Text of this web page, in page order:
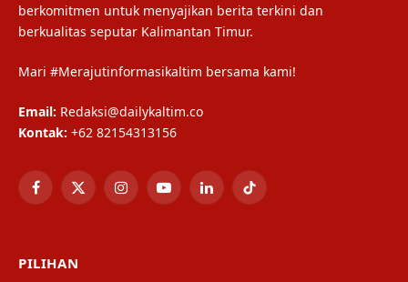
berkomitmen untuk menyajikan berita terkini dan
berkualitas seputar Kalimantan Timur.
Mari #Merajutinformasikaltim bersama kami!
Email: Redaksi@dailykaltim.co
Kontak: +62 82154313156
Facebook
X
InstagramYouTubeLinkedInTikTok
PILIHAN